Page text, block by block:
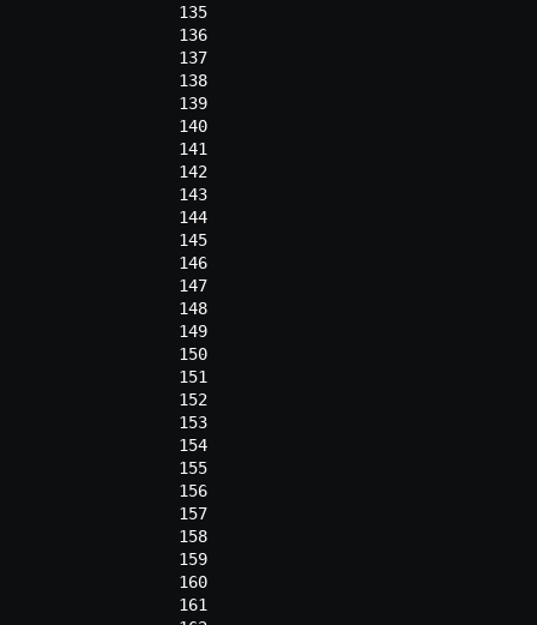
135
136
137
138
139
140
141
142
143
144
145
146
147
148
149
150
151
152
153
154
155
156
157
158
159
160
161